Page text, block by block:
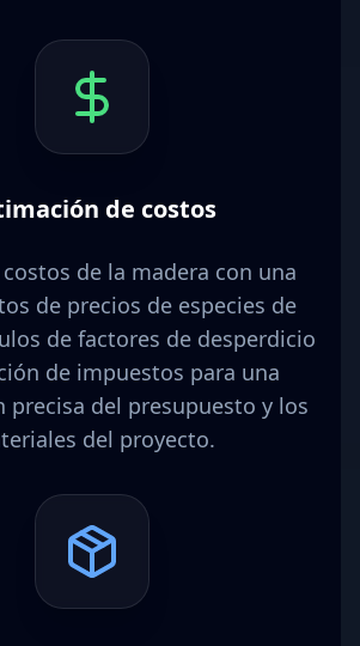
de costos
de la madera con una
de precios de especies de
de factores de desperdicio
de impuestos para una
precisa del presupuesto y los
del proyecto.